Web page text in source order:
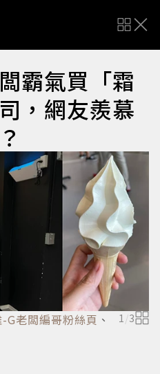
霸氣買「霜
，網友羨慕
G老闆編哥粉絲頁 、
1 /3